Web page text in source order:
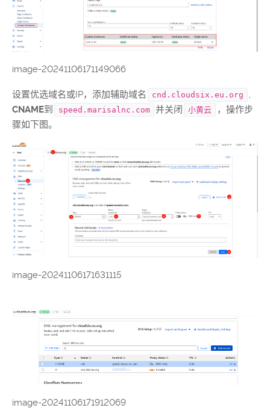
image-20241106171149066
设置优选域名或IP，添加辅助域名 cnd.cloudsix.eu.org
CNAME到 speed.marisalnc.com 并关闭 小黄云
，操作步
骤如下图。
image-20241106171631115
image-20241106171912069